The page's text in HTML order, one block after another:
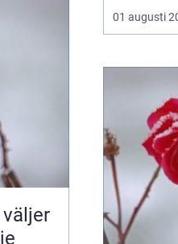
För
tills en
känns fel.
01 augusti